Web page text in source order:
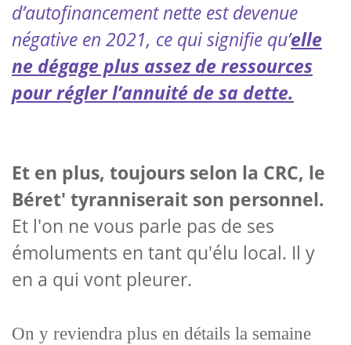
d’autofinancement nette est devenue
négative en 2021, ce qui signifie qu’elle
ne dégage plus assez de ressources
pour régler l’annuité de sa dette.
Et en plus, toujours selon la CRC, le
Béret' tyranniserait son personnel.
Et l'on ne vous parle pas de ses
émoluments en tant qu'élu local. Il y
en a qui vont pleurer.
On y reviendra plus en détails la semaine